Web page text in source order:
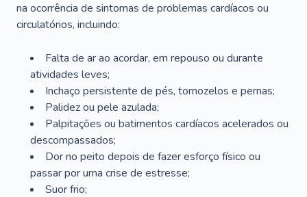
na ocorrência de sintomas de problemas cardíacos ou
circulatórios, incluindo:
Falta de ar ao acordar, em repouso ou durante
atividades leves;
Inchaço persistente de pés, tornozelos e pernas;
Palidez ou pele azulada;
Palpitações ou batimentos cardíacos acelerados ou
descompassados;
Dor no peito depois de fazer esforço físico ou
passar por uma crise de estresse;
Suor frio;